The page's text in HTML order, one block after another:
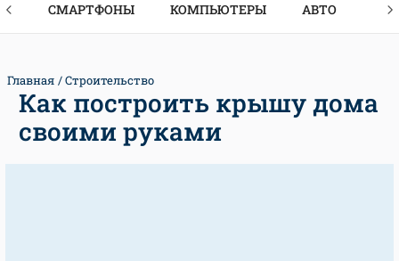
СМАРТФОНЫ КОМПЬЮТЕРЫ АВТО
Главная Строительство
Как построить крышу дома
своими руками